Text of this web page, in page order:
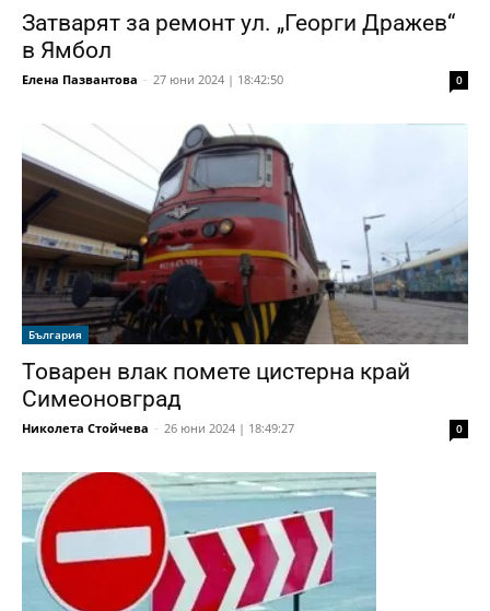
Затварят за ремонт ул. „Георги Дражев“
в Ямбол
Елена Пазвантова - 27 юни 2024 | 18:42:50 0
България
Товарен влак помете цистерна край
Симеоновград
Николета Стойчева - 26 юни 2024 | 18:49:27 0